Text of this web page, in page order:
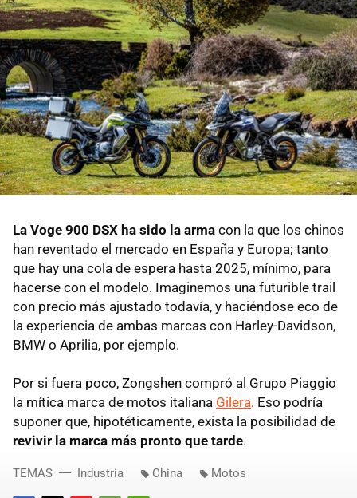
La Voge 900 DSX ha sido la arma con la que los chinos
han reventado el mercado en España y Europa; tanto
que hay una cola de espera hasta 2025, mínimo, para
hacerse con el modelo. Imaginemos una futurible trail
con precio más ajustado todavía, y haciéndose eco de
la experiencia de ambas marcas con Harley-Davidson,
BMW o Aprilia, por ejemplo.
Por si fuera poco, Zongshen compró al Grupo Piaggio
la mítica marca de motos italiana Gilera. Eso podría
suponer que, hipotéticamente, exista la posibilidad de
revivir la marca más pronto que tarde.
TEMAS Industria China Motos